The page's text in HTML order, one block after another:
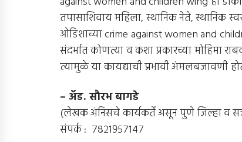
तपासाशिवाय महिला, स्थानिक नेते, स्थानिक
ओडिशाच्या crime against women and
संदर्भात कोणत्या व कशा प्रकारच्या मोहिमा
त्यामुळे या कायद्याची प्रभावी अंमलबजावणी
– अ‍ॅड. सौरभ बागडे
(लेखक अंनिसचे कार्यकर्ते असून पुणे जिल्हा व
संपर्क : ७८२१९५७१४७